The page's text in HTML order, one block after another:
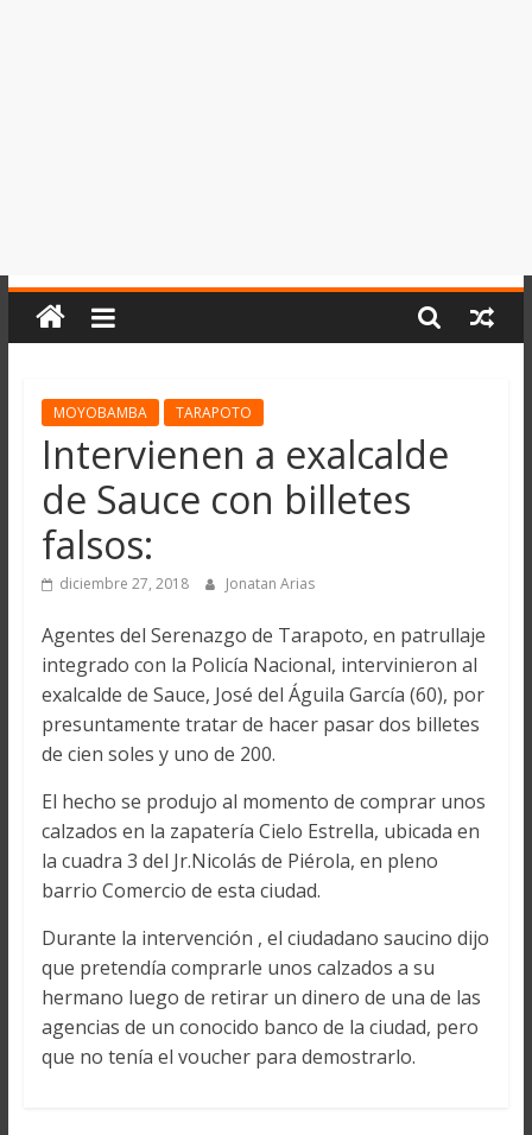
MOYOBAMBA TARAPOTO
Intervienen a exalcalde
de Sauce con billetes
falsos:
diciembre 27, 2018 Jonatan Arias
Agentes del Serenazgo de Tarapoto, en patrullaje
integrado con la Policía Nacional, intervinieron al
exalcalde de Sauce, José del Águila García (60), por
presuntamente tratar de hacer pasar dos billetes
de cien soles y uno de 200.
El hecho se produjo al momento de comprar unos
calzados en la zapatería Cielo Estrella, ubicada en
la cuadra 3 del Jr.Nicolás de Piérola, en pleno
barrio Comercio de esta ciudad.
Durante la intervención , el ciudadano saucino dijo
que pretendía comprarle unos calzados a su
hermano luego de retirar un dinero de una de las
agencias de un conocido banco de la ciudad, pero
que no tenía el voucher para demostrarlo.